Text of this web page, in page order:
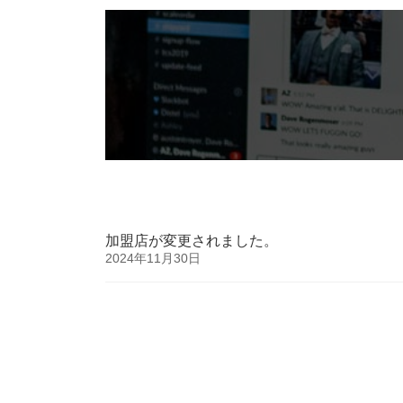
加盟店が変更されました。
2024年11月30日